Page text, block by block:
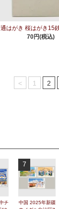
はがき 桜はがき15
70円(税込)
< 1 2
チ
7
中国 2025年新疆